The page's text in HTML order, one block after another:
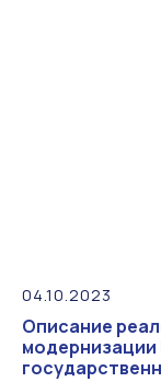
04.10.2023
Описание